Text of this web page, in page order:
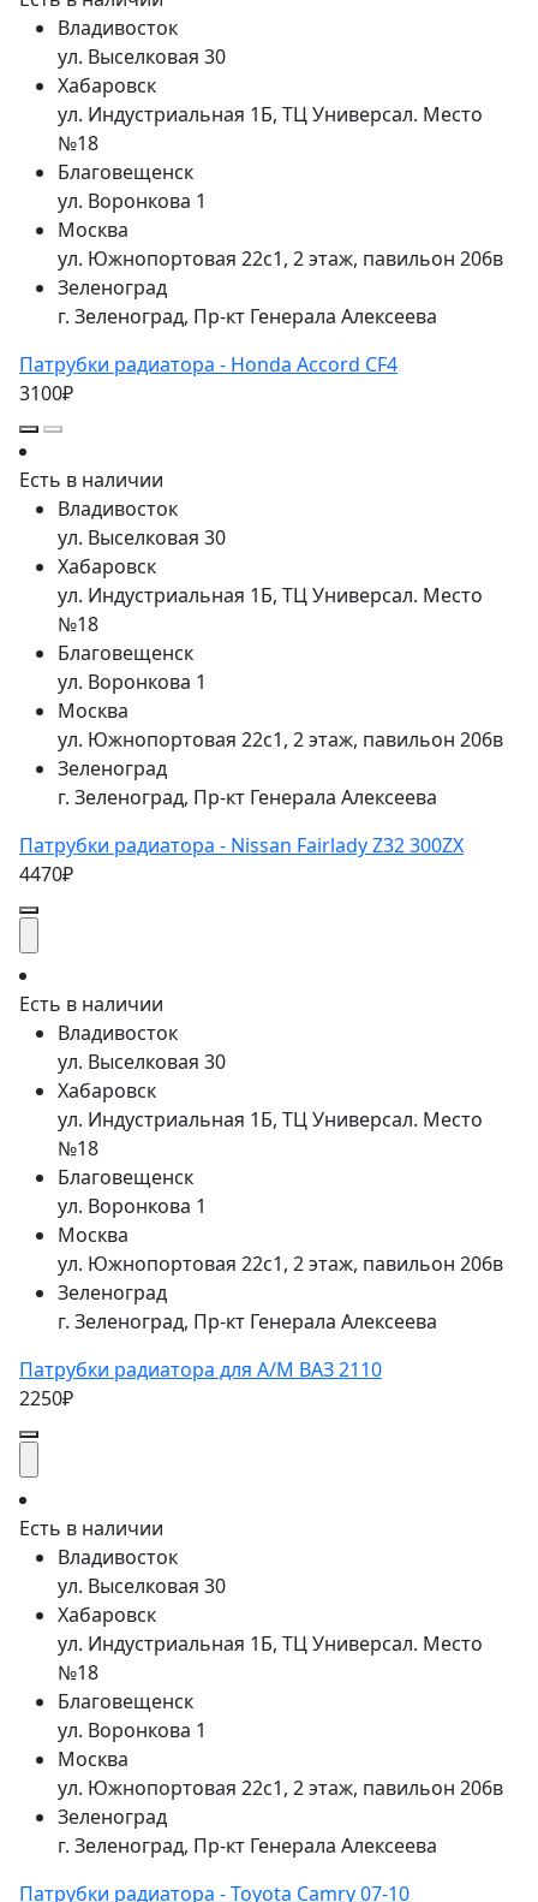
Владивосток
ул. Выселковая 30
Хабаровск
ул. Индустриальная 1Б, ТЦ Универсал. Место
№18
Благовещенск
ул. Воронкова 1
Москва
ул. Южнопортовая 22с1, 2 этаж, павильон 206в
Зеленоград
г. Зеленоград, Пр-кт Генерала Алексеева
Патрубки радиатора - Honda Accord CF4
3100₽
Есть в наличии
Владивосток
ул. Выселковая 30
Хабаровск
ул. Индустриальная 1Б, ТЦ Универсал. Место
№18
Благовещенск
ул. Воронкова 1
Москва
ул. Южнопортовая 22с1, 2 этаж, павильон 206в
Зеленоград
г. Зеленоград, Пр-кт Генерала Алексеева
Патрубки радиатора - Nissan Fairlady Z32 300ZX
4470₽
Есть в наличии
Владивосток
ул. Выселковая 30
Хабаровск
ул. Индустриальная 1Б, ТЦ Универсал. Место
№18
Благовещенск
ул. Воронкова 1
Москва
ул. Южнопортовая 22с1, 2 этаж, павильон 206в
Зеленоград
г. Зеленоград, Пр-кт Генерала Алексеева
Патрубки радиатора для А/М ВАЗ 2110
2250₽
Есть в наличии
Владивосток
ул. Выселковая 30
Хабаровск
ул. Индустриальная 1Б, ТЦ Универсал. Место
№18
Благовещенск
ул. Воронкова 1
Москва
ул. Южнопортовая 22с1, 2 этаж, павильон 206в
Зеленоград
г. Зеленоград, Пр-кт Генерала Алексеева
Патрубки радиатора - Toyota Camry 07-10